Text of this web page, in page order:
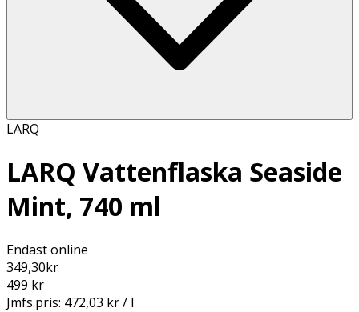
LARQ
LARQ Vattenflaska Seaside
Mint, 740 ml
Endast online
349,30kr
499 kr
Jmfs.pris: 472,03 kr / l